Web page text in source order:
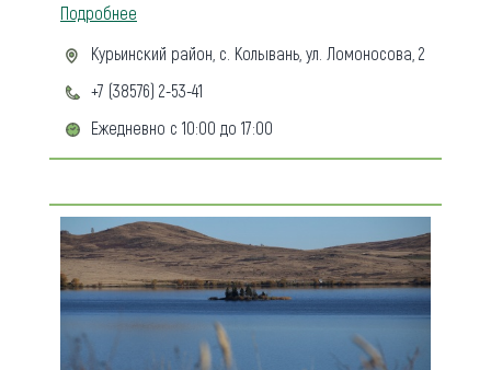
Подробнее
Курьинский район, с. Колывань, ул. Ломоносова, 2
+7 (38576) 2-53-41
Ежедневно с 10:00 до 17:00